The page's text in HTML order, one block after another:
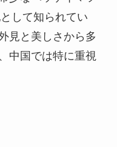
ゴル自治区のシリ
原と森林が広が